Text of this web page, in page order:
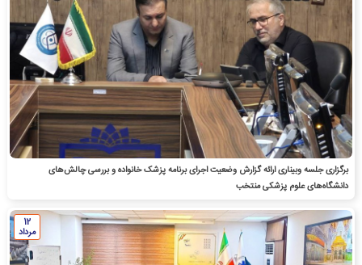
برگزاری جلسه وبیناری ارائه گزارش وضعیت اجرای برنامه پزشک خانواده و بررسی چالش‌های
دانشگاه‌های علوم پزشکی منتخب
12
مرداد